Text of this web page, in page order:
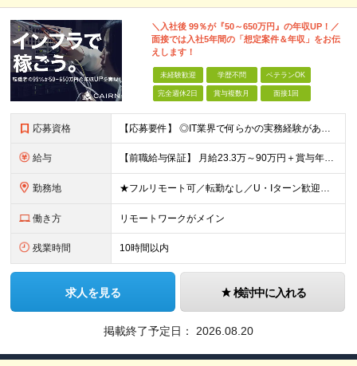
＼入社後 99％が『50～650万円』の年収UP！／
面接では入社5年間の「想定案件＆年収」をお伝
えします！
未経験歓迎 学歴不問 ベテランOK
完全週休2日 賞与複数月 面接1回
応募資格 【応募要件】 ◎IT業界で何らかの実務経験がある方 └2～3ヶ月の実務経験のある方は歓迎します！ 例）PCキッティングやモバイル通信基地局の業務経験者など インフラエンジニアとして経験のある方は、
給与 【前職給与保証】 月給23.3万～90万円＋賞与年2回＋インセンティブ ★年収1000万円以上の実績あり！ ※上記月給には月20～30時間分（2万9,300円～21万7,900円）の固定残業代を含み
勤務地 ★フルリモート可／転勤なし／U・Iターン歓迎★ ◎勤務地は相談の上、ご自宅近くに調整します！ 【勤務地】 本社、または東京／埼玉／千葉／神奈川／愛知／仙台のクライアント先 ◎完全在宅（フルリモート）
働き方 リモートワークがメイン
残業時間 10時間以内
求人を見る 検討中に入れる
掲載終了予定日： 2026.08.20